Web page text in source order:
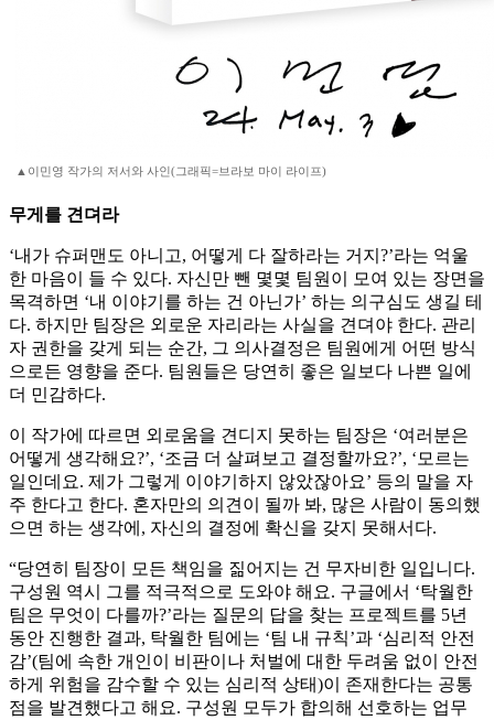
▲이민영 작가의 저서와 사인(그래픽=브라보 마이 라이프)
무게를 견뎌라
‘내가 슈퍼맨도 아니고, 어떻게 다 잘하라는 거지?’라는 억울
한 마음이 들 수 있다. 자신만 뺀 몇몇 팀원이 모여 있는 장면을
목격하면 ‘내 이야기를 하는 건 아닌가’ 하는 의구심도 생길 테
다. 하지만 팀장은 외로운 자리라는 사실을 견뎌야 한다. 관리
자 권한을 갖게 되는 순간, 그 의사결정은 팀원에게 어떤 방식
으로든 영향을 준다. 팀원들은 당연히 좋은 일보다 나쁜 일에
더 민감하다.
이 작가에 따르면 외로움을 견디지 못하는 팀장은 ‘여러분은
어떻게 생각해요?’, ‘조금 더 살펴보고 결정할까요?’, ‘모르는
일인데요. 제가 그렇게 이야기하지 않았잖아요’ 등의 말을 자
주 한다고 한다. 혼자만의 의견이 될까 봐, 많은 사람이 동의했
으면 하는 생각에, 자신의 결정에 확신을 갖지 못해서다.
“당연히 팀장이 모든 책임을 짊어지는 건 무자비한 일입니다.
구성원 역시 그를 적극적으로 도와야 해요. 구글에서 ‘탁월한
팀은 무엇이 다를까?’라는 질문의 답을 찾는 프로젝트를 5년
동안 진행한 결과, 탁월한 팀에는 ‘팀 내 규칙’과 ‘심리적 안전
감’(팀에 속한 개인이 비판이나 처벌에 대한 두려움 없이 안전
하게 위험을 감수할 수 있는 심리적 상태)이 존재한다는 공통
점을 발견했다고 해요. 구성원 모두가 합의해 선호하는 업무